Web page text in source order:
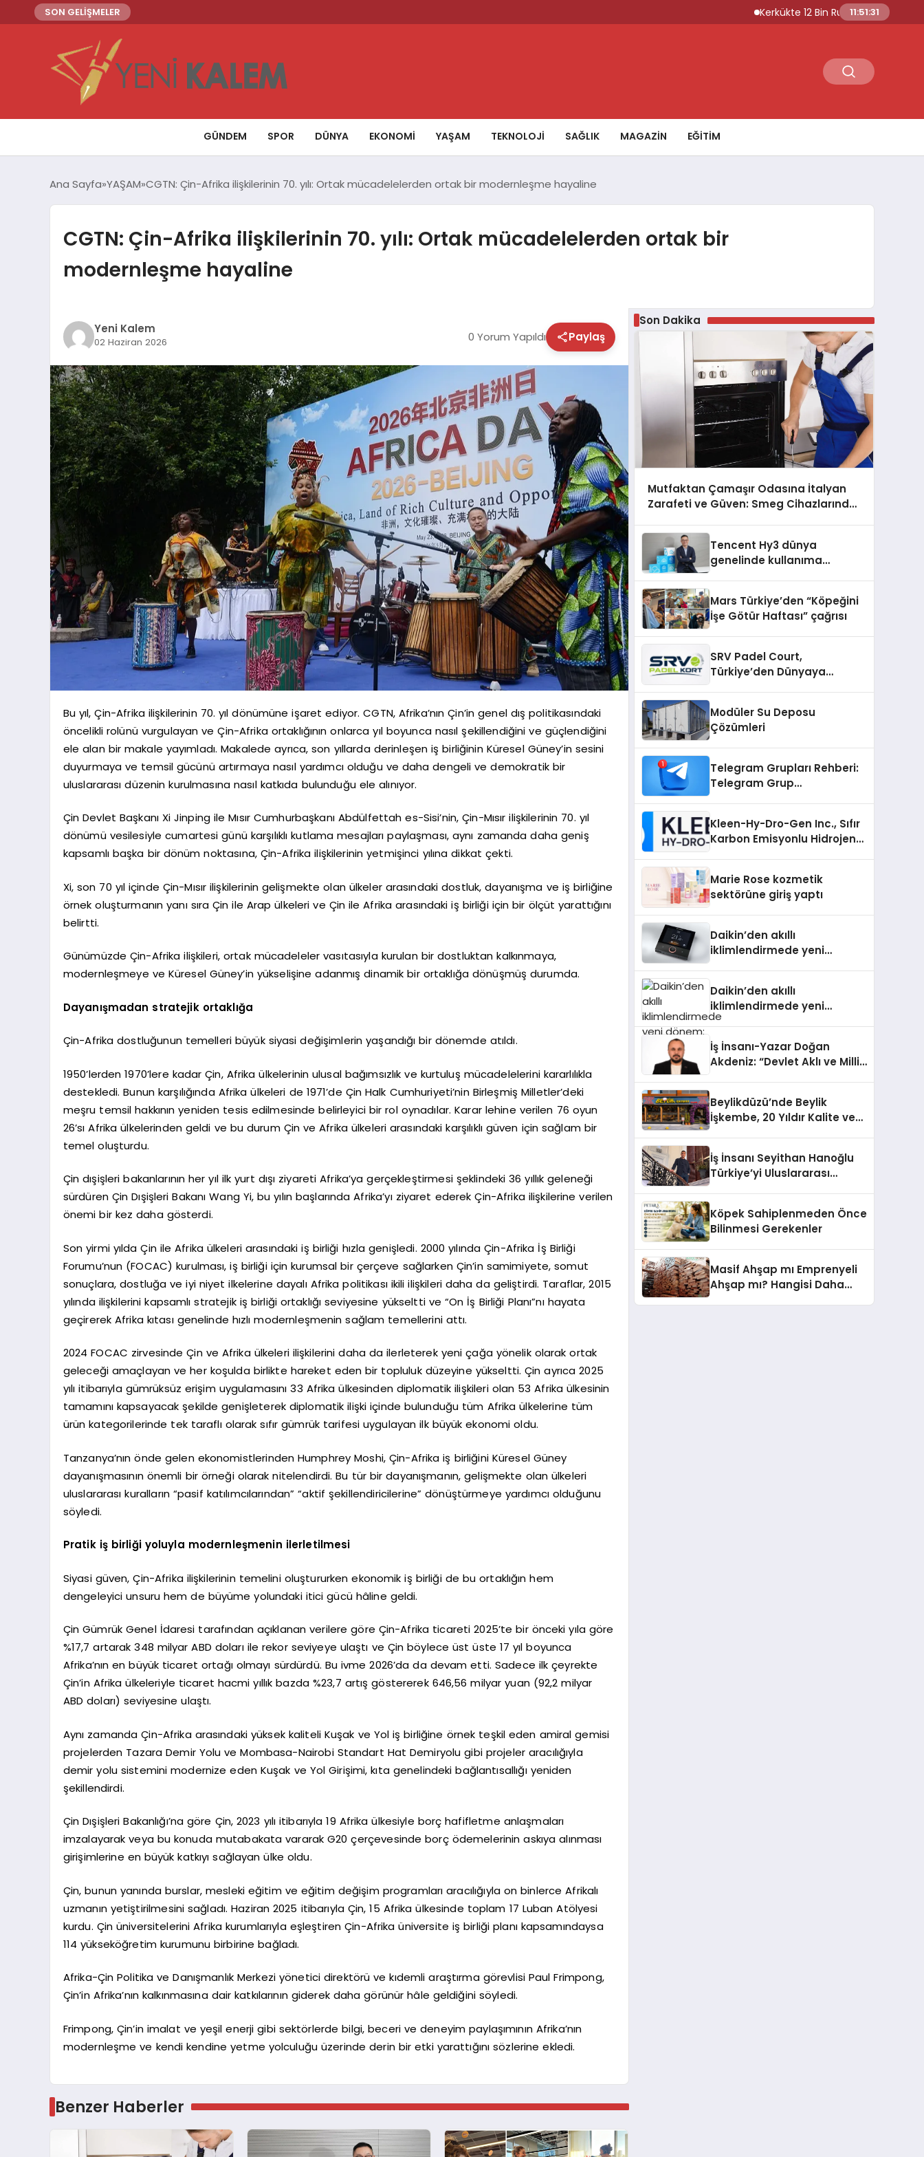
SON GELİŞMELER Kerkükte 12 Bin Ruhsatsız Silah Kayıt Altına
11:51:32
GÜNDEM SPOR DÜNYA EKONOMİ YAŞAM TEKNOLOJİ SAĞLIK MAGAZİN EĞİTİM
Ana Sayfa YAŞAM CGTN: Çin-Afrika ilişkilerinin 70. yılı: Ortak mücadelelerden ortak bir modernleşme hayaline
CGTN: Çin-Afrika ilişkilerinin 70. yılı: Ortak mücadelelerden ortak bir
modernleşme hayaline
Yeni Kalem
02 Haziran 2026 0 Yorum Yapıldı Paylaş
Bu yıl, Çin-Afrika ilişkilerinin 70. yıl dönümüne işaret ediyor. CGTN, Afrika’nın Çin’in genel dış politikasındaki
öncelikli rolünü vurgulayan ve Çin-Afrika ortaklığının onlarca yıl boyunca nasıl şekillendiğini ve güçlendiğini
ele alan bir makale yayımladı. Makalede ayrıca, son yıllarda derinleşen iş birliğinin Küresel Güney’in sesini
duyurmaya ve temsil gücünü artırmaya nasıl yardımcı olduğu ve daha dengeli ve demokratik bir
uluslararası düzenin kurulmasına nasıl katkıda bulunduğu ele alınıyor.
Çin Devlet Başkanı Xi Jinping ile Mısır Cumhurbaşkanı Abdülfettah es-Sisi’nin, Çin-Mısır ilişkilerinin 70. yıl
dönümü vesilesiyle cumartesi günü karşılıklı kutlama mesajları paylaşması, aynı zamanda daha geniş
kapsamlı başka bir dönüm noktasına, Çin-Afrika ilişkilerinin yetmişinci yılına dikkat çekti.
Xi, son 70 yıl içinde Çin-Mısır ilişkilerinin gelişmekte olan ülkeler arasındaki dostluk, dayanışma ve iş birliğine
örnek oluşturmanın yanı sıra Çin ile Arap ülkeleri ve Çin ile Afrika arasındaki iş birliği için bir ölçüt yarattığını
belirtti.
Günümüzde Çin-Afrika ilişkileri, ortak mücadeleler vasıtasıyla kurulan bir dostluktan kalkınmaya,
modernleşmeye ve Küresel Güney’in yükselişine adanmış dinamik bir ortaklığa dönüşmüş durumda.
Dayanışmadan stratejik ortaklığa
Çin-Afrika dostluğunun temelleri büyük siyasi değişimlerin yaşandığı bir dönemde atıldı.
1950’lerden 1970’lere kadar Çin, Afrika ülkelerinin ulusal bağımsızlık ve kurtuluş mücadelelerini kararlılıkla
destekledi. Bunun karşılığında Afrika ülkeleri de 1971’de Çin Halk Cumhuriyeti’nin Birleşmiş Milletler’deki
meşru temsil hakkının yeniden tesis edilmesinde belirleyici bir rol oynadılar. Karar lehine verilen 76 oyun
26’sı Afrika ülkelerinden geldi ve bu durum Çin ve Afrika ülkeleri arasındaki karşılıklı güven için sağlam bir
temel oluşturdu.
Çin dışişleri bakanlarının her yıl ilk yurt dışı ziyareti Afrika’ya gerçekleştirmesi şeklindeki 36 yıllık geleneği
sürdüren Çin Dışişleri Bakanı Wang Yi, bu yılın başlarında Afrika’yı ziyaret ederek Çin-Afrika ilişkilerine verilen
önemi bir kez daha gösterdi.
Son yirmi yılda Çin ile Afrika ülkeleri arasındaki iş birliği hızla genişledi. 2000 yılında Çin-Afrika İş Birliği
Forumu’nun (FOCAC) kurulması, iş birliği için kurumsal bir çerçeve sağlarken Çin’in samimiyete, somut
sonuçlara, dostluğa ve iyi niyet ilkelerine dayalı Afrika politikası ikili ilişkileri daha da geliştirdi. Taraflar, 2015
yılında ilişkilerini kapsamlı stratejik iş birliği ortaklığı seviyesine yükseltti ve “On İş Birliği Planı”nı hayata
geçirerek Afrika kıtası genelinde hızlı modernleşmenin sağlam temellerini attı.
2024 FOCAC zirvesinde Çin ve Afrika ülkeleri ilişkilerini daha da ilerleterek yeni çağa yönelik olarak ortak
geleceği amaçlayan ve her koşulda birlikte hareket eden bir topluluk düzeyine yükseltti. Çin ayrıca 2025
yılı itibarıyla gümrüksüz erişim uygulamasını 33 Afrika ülkesinden diplomatik ilişkileri olan 53 Afrika ülkesinin
tamamını kapsayacak şekilde genişleterek diplomatik ilişki içinde bulunduğu tüm Afrika ülkelerine tüm
ürün kategorilerinde tek taraflı olarak sıfır gümrük tarifesi uygulayan ilk büyük ekonomi oldu.
Tanzanya’nın önde gelen ekonomistlerinden Humphrey Moshi, Çin-Afrika iş birliğini Küresel Güney
dayanışmasının önemli bir örneği olarak nitelendirdi. Bu tür bir dayanışmanın, gelişmekte olan ülkeleri
uluslararası kuralların “pasif katılımcılarından” “aktif şekillendiricilerine” dönüştürmeye yardımcı olduğunu
söyledi.
Pratik iş birliği yoluyla modernleşmenin ilerletilmesi
Siyasi güven, Çin-Afrika ilişkilerinin temelini oluştururken ekonomik iş birliği de bu ortaklığın hem
dengeleyici unsuru hem de büyüme yolundaki itici gücü hâline geldi.
Çin Gümrük Genel İdaresi tarafından açıklanan verilere göre Çin-Afrika ticareti 2025’te bir önceki yıla göre
%17,7 artarak 348 milyar ABD doları ile rekor seviyeye ulaştı ve Çin böylece üst üste 17 yıl boyunca
Afrika’nın en büyük ticaret ortağı olmayı sürdürdü. Bu ivme 2026’da da devam etti. Sadece ilk çeyrekte
Çin’in Afrika ülkeleriyle ticaret hacmi yıllık bazda %23,7 artış göstererek 646,56 milyar yuan (92,2 milyar
ABD doları) seviyesine ulaştı.
Aynı zamanda Çin-Afrika arasındaki yüksek kaliteli Kuşak ve Yol iş birliğine örnek teşkil eden amiral gemisi
projelerden Tazara Demir Yolu ve Mombasa-Nairobi Standart Hat Demiryolu gibi projeler aracılığıyla
demir yolu sistemini modernize eden Kuşak ve Yol Girişimi, kıta genelindeki bağlantısallığı yeniden
şekillendirdi.
Çin Dışişleri Bakanlığı’na göre Çin, 2023 yılı itibarıyla 19 Afrika ülkesiyle borç hafifletme anlaşmaları
imzalayarak veya bu konuda mutabakata vararak G20 çerçevesinde borç ödemelerinin askıya alınması
girişimlerine en büyük katkıyı sağlayan ülke oldu.
Çin, bunun yanında burslar, mesleki eğitim ve eğitim değişim programları aracılığıyla on binlerce Afrikalı
uzmanın yetiştirilmesini sağladı. Haziran 2025 itibarıyla Çin, 15 Afrika ülkesinde toplam 17 Luban Atölyesi
kurdu. Çin üniversitelerini Afrika kurumlarıyla eşleştiren Çin-Afrika üniversite iş birliği planı kapsamındaysa
114 yükseköğretim kurumunu birbirine bağladı.
Afrika-Çin Politika ve Danışmanlık Merkezi yönetici direktörü ve kıdemli araştırma görevlisi Paul Frimpong,
Çin’in Afrika’nın kalkınmasına dair katkılarının giderek daha görünür hâle geldiğini söyledi.
Frimpong, Çin’in imalat ve yeşil enerji gibi sektörlerde bilgi, beceri ve deneyim paylaşımının Afrika’nın
modernleşme ve kendi kendine yetme yolculuğu üzerinde derin bir etki yarattığını sözlerine ekledi.
Benzer Haberler
Son Dakika
Mutfaktan Çamaşır Odasına İtalyan
Zarafeti ve Güven: Smeg Cihazlarında
Tencent Hy3 dünya
genelinde kullanıma
Mars Türkiye’den “Köpeğini
İşe Götür Haftası” çağrısı
SRV Padel Court,
Türkiye’den Dünyaya
Modüler Su Deposu
Çözümleri
Telegram Grupları Rehberi:
Telegram Grup
Kleen-Hy-Dro-Gen Inc., Sıfır
Karbon Emisyonlu Hidrojen
Aldı
Marie Rose kozmetik
sektörüne giriş yaptı
Daikin’den akıllı
iklimlendirmede yeni
Daikin’den akıllı
iklimlendirmede yeni
dönem: Madoka Plus
İş İnsanı-Yazar Doğan
Akdeniz: “Devlet Aklı ve Milli
Beylikdüzü’nde Beylik
İşkembe, 20 Yıldır Kalite ve
İş İnsanı Seyithan Hanoğlu
Türkiye’yi Uluslararası
Köpek Sahiplenmeden Önce
Bilinmesi Gerekenler
Masif Ahşap mı Emprenyeli
Ahşap mı? Hangisi Daha